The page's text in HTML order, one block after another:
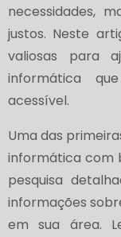
necessidades,
justos. Neste
valiosas para
informática
acessível.
Uma das
informática com
pesquisa
informações
em sua área.